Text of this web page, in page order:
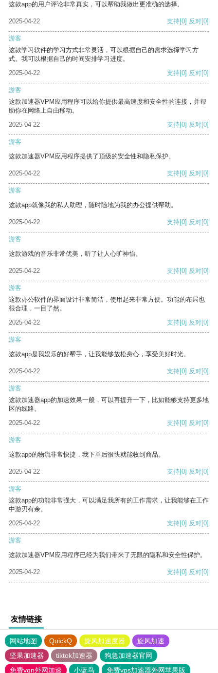
这款app的用户评论非常真实，可以帮助我做出更准确的选择。
2025-04-22 支持[0] 反对[0]
游客
这款学习软件的学习方式非常灵活，可以根据自己的需求选择学习方
式。我可以根据自己的时间安排学习进度。
2025-04-22
支持[0] 反对[0]
游客
这款加速器VPM应用程序可以给你提供最高速度和安全性的连接，并帮
助你在网络上自由移动。
2025-04-22
支持[0] 反对[0]
游客
这款加速器VPM应用程序提供了顶级的安全性和隐私保护。
2025-04-22 支持[0] 反对[0]
游客
这款app就像我的私人助理，随时随地为我的办公提供帮助。
2025-04-22 支持[0] 反对[0]
游客
这款游戏的音乐非常优美，听了让人心旷神怡。
2025-04-22 支持[0] 反对[0]
游客
这款办公软件的界面设计非常简洁，使用起来非常方便。功能的布局也
很合理，一目了然。
2025-04-22
支持[0] 反对[0]
游客
这款app是我娱乐的好帮手，让我能够放松身心，享受美好时光。
2025-04-22 支持[0] 反对[0]
游客
这款加速器app的加速效果一般，可以再提升一下，比如能够支持更多地
区的线路。
2025-04-22
支持[0] 反对[0]
游客
这款app的物流非常快捷，我下单后很快就能收到商品。
2025-04-22 支持[0] 反对[0]
游客
这款app的功能非常强大，可以满足我所有的工作需求，让我能够在工作
中游刃有余。
2025-04-22
支持[0] 反对[0]
游客
这款加速器VPM应用程序已经为我们带来了无限的隐私和安全性保护。
2025-04-22 支持[0] 反对[0]
友情链接
网站地图 QuickQ 旋风加速度器
旋风加速
坚果加速器
tiktok加速器
狗急加速器官网
免费vqn外网加速
小蓝鸟 免费vps加速器外网苹果版